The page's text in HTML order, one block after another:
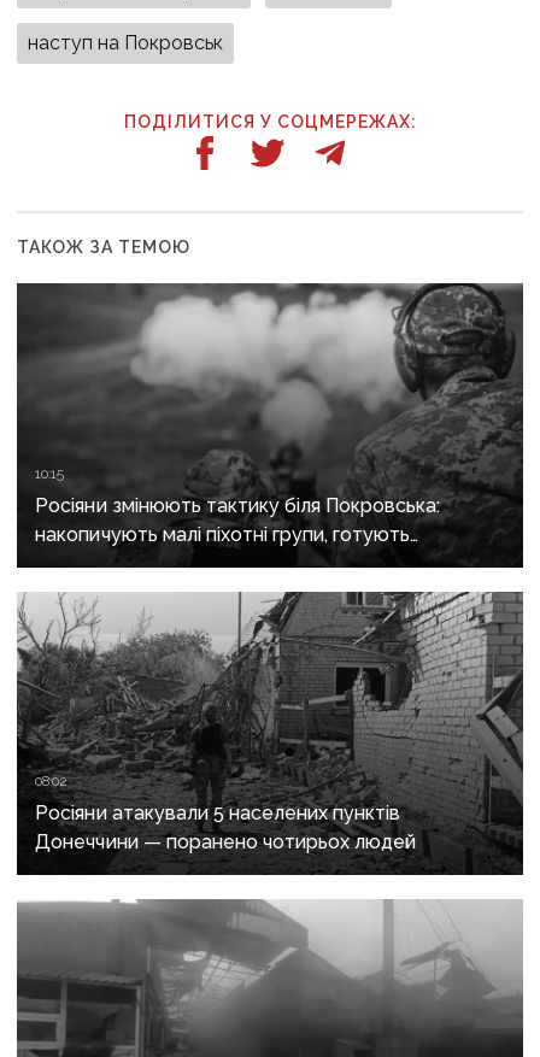
наступ на Покровськ
ПОДІЛИТИСЯ У СОЦМЕРЕЖАХ:
ТАКОЖ ЗА ТЕМОЮ
10:15
Росіяни змінюють тактику біля Покровська:
накопичують малі піхотні групи, готують
бронештурми та намагаються перерізати
логістику
08:02
Росіяни атакували 5 населених пунктів
Донеччини — поранено чотирьох людей